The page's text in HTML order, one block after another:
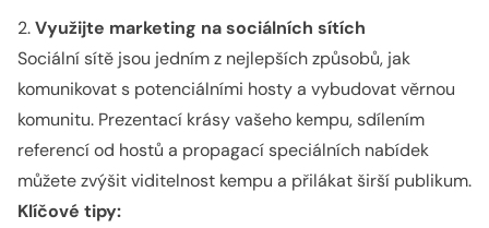
2.Využijte marketing na sociálních sítích
Sociální sítě jsou jedním z nejlepších způsobů, jak
komunikovat s potenciálními hosty a vybudovat věrnou
komunitu. Prezentací krásy vašeho kempu, sdílením
referencí od hostů a propagací speciálních nabídek
můžete zvýšit viditelnost kempu a přilákat širší publikum.
Klíčové tipy: